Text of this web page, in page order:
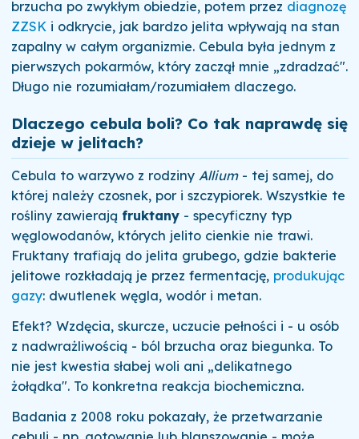
brzucha po zwykłym obiedzie, potem przez diagnozę
ZZSKi odkrycie, jak bardzo jelita wpływają na stan
zapalny w całym organizmie. Cebula była jednym z
pierwszych pokarmów, który zaczął mnie „zdradzać".
Długo nie rozumiałam/rozumiałem dlaczego.
Dlaczego cebula boli? Co tak naprawdę się
dzieje w jelitach?
Cebula to warzywo z rodziny Allium- tej samej, do
której należy czosnek, por i szczypiorek. Wszystkie te
rośliny zawierają fruktany- specyficzny typ
węglowodanów, których jelito cienkie nie trawi.
Fruktany trafiają do jelita grubego, gdzie bakterie
jelitowe rozkładają je przez fermentację, produkując
gazy: dwutlenek węgla, wodór i metan.
Efekt? Wzdęcia, skurcze, uczucie pełności i - u osób
z nadwrażliwością - ból brzucha oraz biegunka. To
nie jest kwestia słabej woli ani „delikatnego
żołądka". To konkretna reakcja biochemiczna.
Badania z 2008 roku pokazały, że przetwarzanie